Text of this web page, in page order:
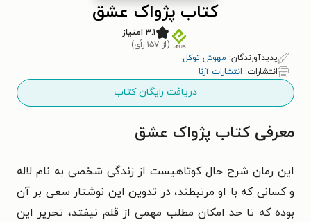
کتاب پژواک عشق
۳.۱ امتیاز
(از ۱۵۷ رأی)
پدیدآورندگان: مهوش توکل
انتشارات: انتشارات آرنا
دریافت رایگان کتاب
معرفی کتاب پژواک عشق
این رمان شرح حال کوتاهیست از زندگی شخصی به نام لاله
و کسانی که با او مرتبطند، در تدوین این نوشتار سعی بر آن
بوده که تا حد امکان مطلب مهمی از قلم نیفتد، تحریر این